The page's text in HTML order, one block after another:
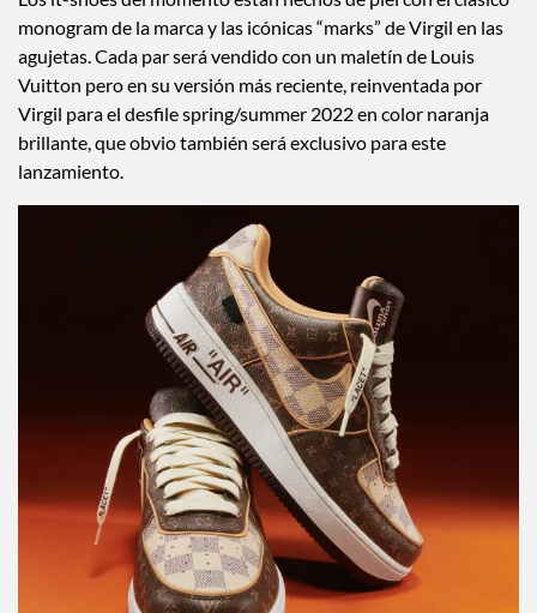
Los it-shoes del momento están hechos de piel con el clásico
monogram de la marca y las icónicas “marks” de Virgil en las
agujetas. Cada par será vendido con un maletín de Louis
Vuitton pero en su versión más reciente, reinventada por
Virgil para el desfile spring/summer 2022 en color naranja
brillante, que obvio también será exclusivo para este